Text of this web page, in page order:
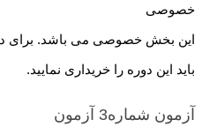
خصوصی
این بخش خصوصی می باشد. برای
باید این دوره را خریداری نمایید.
آزمون شماره3 آزمون